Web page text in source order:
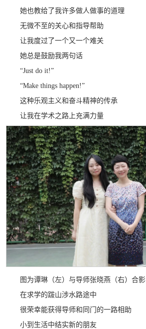
她也教给了我许多做人做事的道理
无微不至的关心和指导帮助
让我度过了一个又一个难关
她总是鼓励我两句话
“Just do it!”
“Make things happen!”
这种乐观主义和奋斗精神的传承
让我在学术之路上充满力量
图为谭琳（左）与导师张晓燕（右）合影
在求学的跋山涉水路途中
很荣幸能获得导师和同门的一路相助
小到生活中结实新的朋友